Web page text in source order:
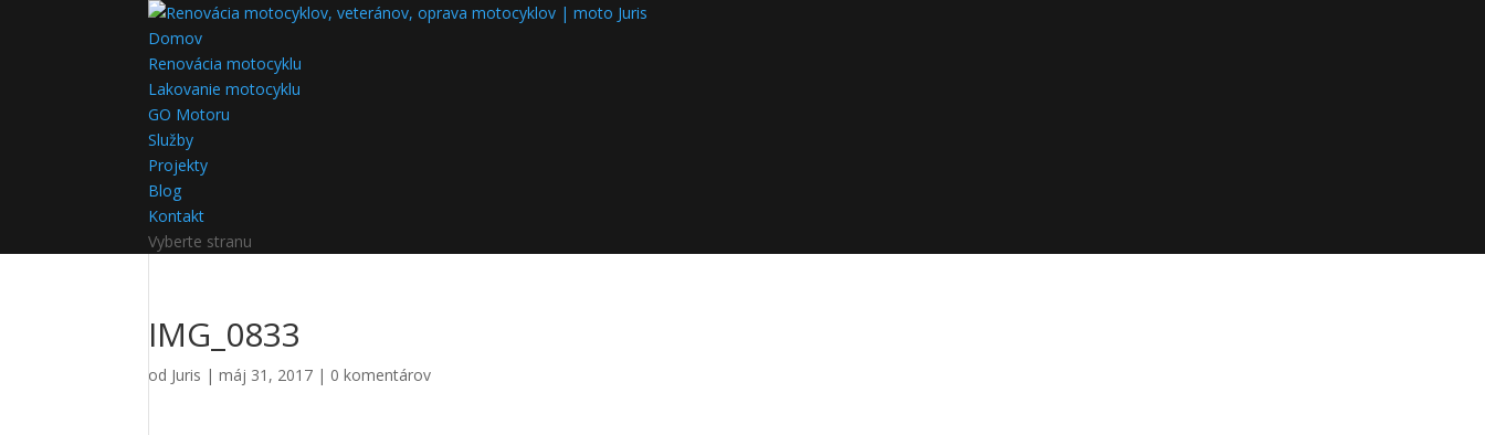
Domov
Renovácia motocyklu
Lakovanie motocyklu
GO Motoru
Služby
Projekty
Blog
Kontakt
Vyberte stranu
IMG_0833
od Juris |máj 31, 2017 | 0 komentárov